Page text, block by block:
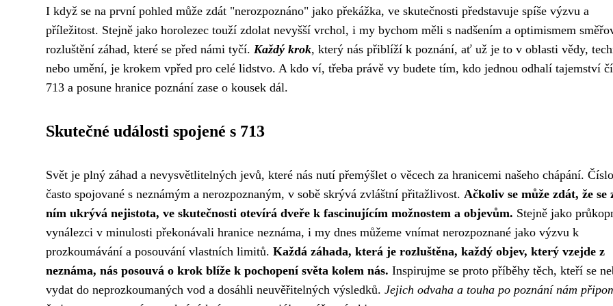
I když se na první pohled může zdát "nerozpoznáno" jako překážka, ve skutečnosti představuje spíše výzvu a
příležitost. Stejně jako horolezec touží zdolat nevyšší vrchol, i my bychom měli s nadšením a optimismem
rozluštění záhad, které se před námi tyčí. Každý krok, který nás přiblíží k poznání, ať už je to v oblasti vědy,
nebo umění, je krokem vpřed pro celé lidstvo. A kdo ví, třeba právě vy budete tím, kdo jednou odhalí tajemství
713 a posune hranice poznání zase o kousek dál.
Skutečné události spojené s 713
Svět je plný záhad a nevysvětlitelných jevů, které nás nutí přemýšlet o věcech za hranicemi našeho chápání.
často spojované s neznámým a nerozpoznaným, v sobě skrývá zvláštní přitažlivost. Ačkoliv se může zdát, že se
ním ukrývá nejistota, ve skutečnosti otevírá dveře k fascinujícím možnostem a objevům. Stejně jako
vynálezci v minulosti překonávali hranice neznáma, i my dnes můžeme vnímat nerozpoznané jako výzvu k
prozkoumávání a posouvání vlastních limitů. Každá záhada, která je rozluštěna, každý objev, který vzejde z
neznáma, nás posouvá o krok blíže k pochopení světa kolem nás. Inspirujme se proto příběhy těch, kteří se
vydat do neprozkoumaných vod a dosáhli neuvěřitelných výsledků. Jejich odvaha a touha po poznání nám